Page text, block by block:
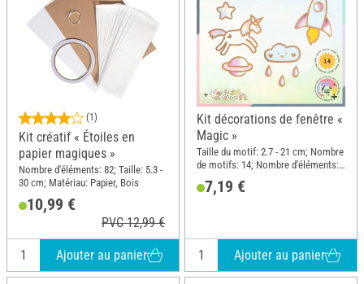
(1)
Kit créatif « Étoiles en
papier magiques »
Nombre d'éléments: 82; Taille: 5.3 -
30 cm; Matériau: Papier, Bois
10,99 €
PVC 12,99 €
Ajouter au panier
Kit décorations de fenêtre «
Magic »
Taille du motif: 2.7 - 21 cm; Nombre
de motifs: 14; Nombre d'éléments:
Papier kraft, Plastique
7,19 €
Ajouter au panier